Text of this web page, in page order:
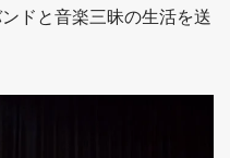
ドと音楽三昧の生活を送